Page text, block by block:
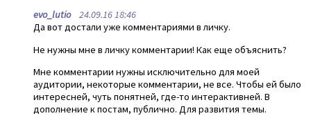
evo_lutio24.09.16 18:46
Да вот достали уже комментариями в личку.
Не нужны мне в личку комментарии! Как еще объяснить?
Мне комментарии нужны исключительно для моей
аудитории, некоторые комментарии, не все. Чтобы ей было
интересней, чуть понятней, где-то интерактивней. В
дополнение к постам, публично. Для развития темы.